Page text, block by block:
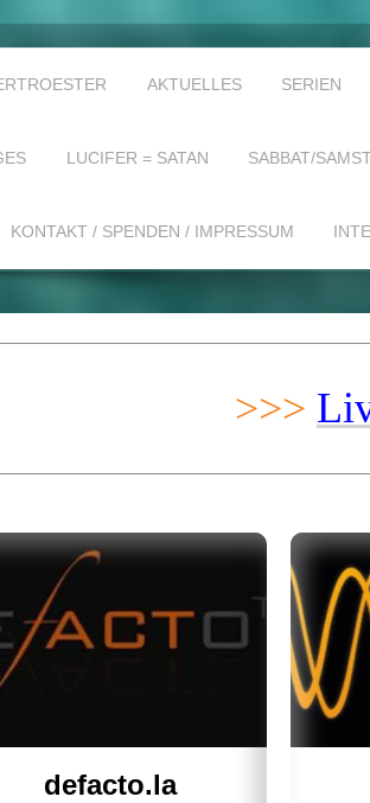
AKTUELLES SERIEN
LUCIFER = SATAN SABBAT/
KONTAKT / SPENDEN / IMPRESSUM
>>>
defacto.la